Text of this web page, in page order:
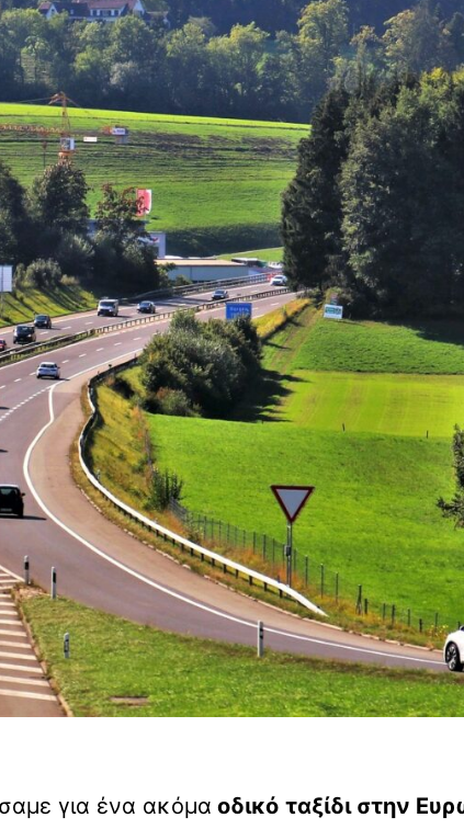
για ένα ακόμα οδικό ταξίδι στην